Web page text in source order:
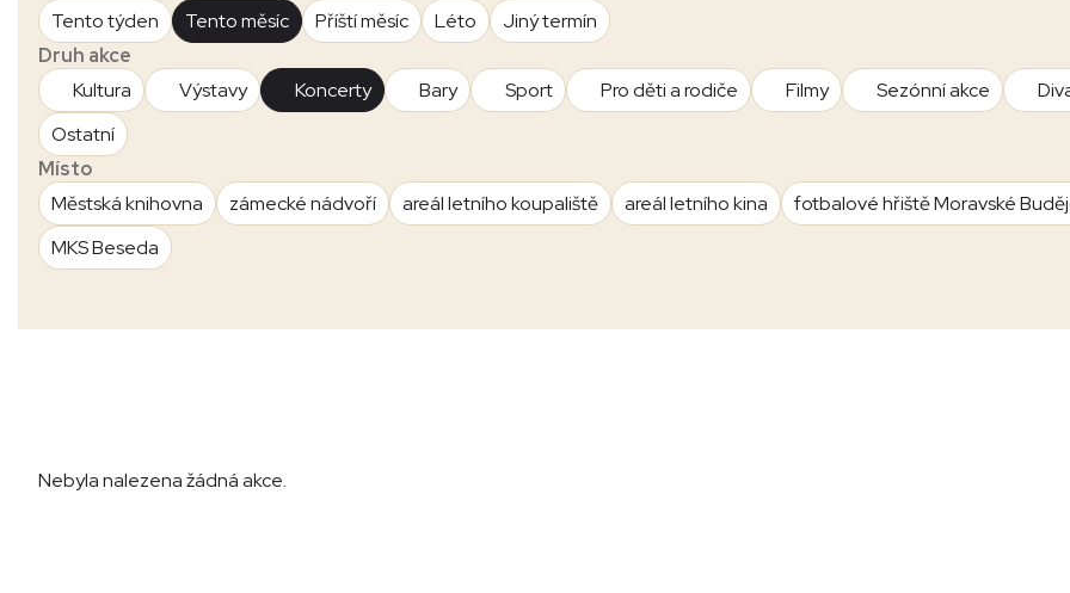
Tento týden
Tento měsíc Příští měsíc Léto
Jiný termín
Druh akce
Kultura
Výstavy Koncerty Bary Sport Pro děti a rodiče Filmy Sezónní akce
Ostatní
Místo
Městská knihovna
zámecké nádvoří areál letního koupaliště areál letního kina
fotbalové hřiště Moravské
MKS Beseda
Nebyla nalezena žádná akce.